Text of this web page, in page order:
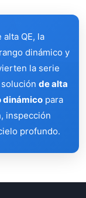
QE, la
dinámico y
la serie
de alta
dinámico para
inspección
profundo.